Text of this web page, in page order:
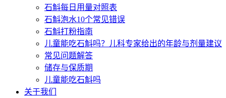
石斛每日用量对照表
石斛泡水10个常见错误
石斛打粉指南
儿童能吃石斛吗？儿科专家给出的年龄与剂量建议
常见问题解答
储存与保质期
儿童能吃石斛吗
关于我们